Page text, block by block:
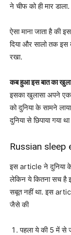
ने चीफ को ही मार डाला.
ऐसा माना जाता है
दिया और सालो तक इस
रखा.
कब हुआ इस बात का
इसका खुलासा अपने
को दुनिया के सामने
दुनिया से छिपाया गया
Russian sleep
इस article ने दुनिया के
लेकिन ये कितना सच है
सबूत नहीं था. इस
जैसे की
पहला ये की 5 में से